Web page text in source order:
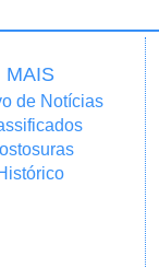
MAIS
de Notícias